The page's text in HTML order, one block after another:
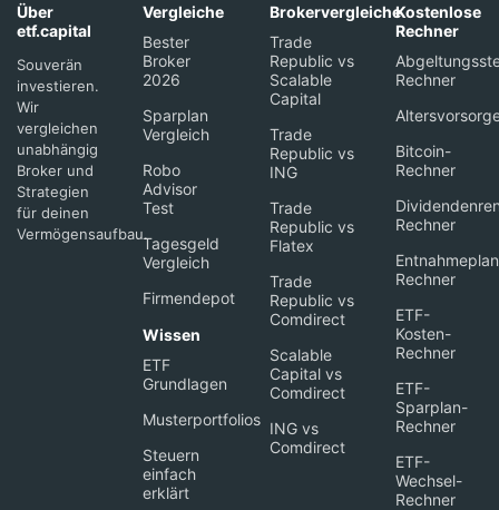
Über
etf.capital
Souverän
investieren.
Wir
vergleichen
unabhängig
Broker und
Strategien
für deinen
Vermögensaufbau.
Vergleiche
Bester
Broker
2026
Sparplan
Vergleich
Robo
Advisor
Test
Tagesgeld
Vergleich
Firmendepot
Wissen
ETF
Grundlagen
Musterportfolios
Steuern
einfach
erklärt
Brokervergleiche
Trade
Republic vs
Scalable
Capital
Trade
Republic vs
ING
Trade
Republic vs
Flatex
Trade
Republic vs
Comdirect
Scalable
Capital vs
Comdirect
ING vs
Comdirect
Kostenlose
Rechner
Rechner
Bitcoin-
Rechner
Rechner
Rechner
ETF-
Kosten-
Rechner
ETF-
Sparplan-
Rechner
ETF-
Wechsel-
Rechner